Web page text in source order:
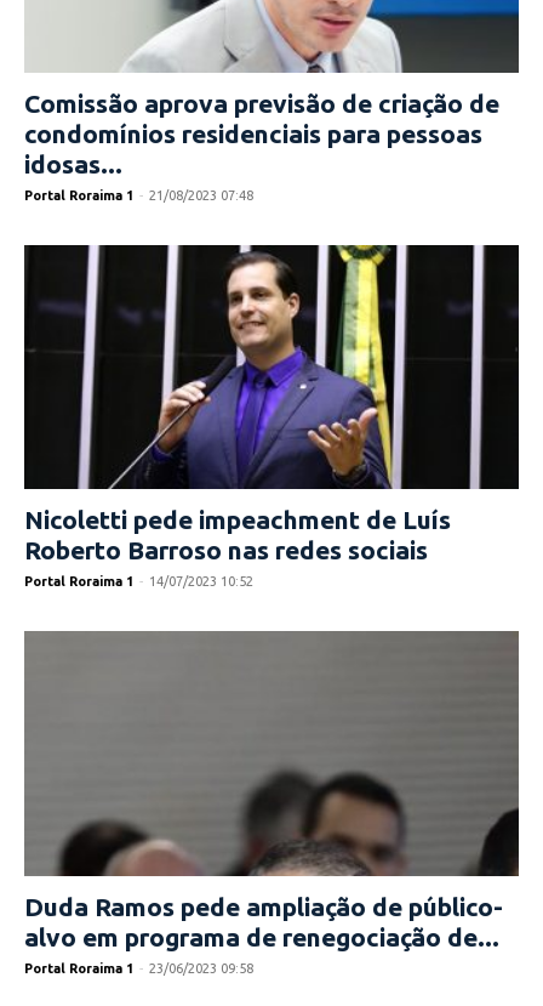
Comissão aprova previsão de criação de
condomínios residenciais para pessoas
idosas...
Portal Roraima 1 - 21/08/2023 07:48
Nicoletti pede impeachment de Luís
Roberto Barroso nas redes sociais
Portal Roraima 1 - 14/07/2023 10:52
Duda Ramos pede ampliação de público-
alvo em programa de renegociação de...
Portal Roraima 1 - 23/06/2023 09:58